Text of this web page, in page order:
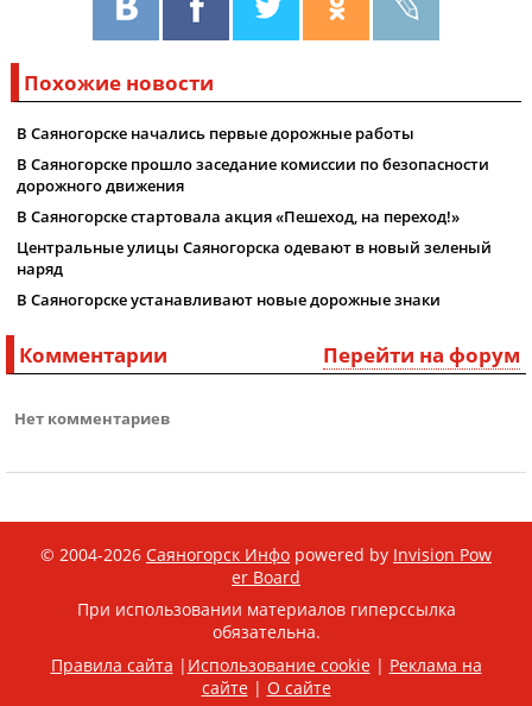
Похожие новости
В Саяногорске начались первые дорожные работы
В Саяногорске прошло заседание комиссии по безопасности
дорожного движения
В Саяногорске стартовала акция «Пешеход, на переход!»
Центральные улицы Саяногорска одевают в новый зеленый
наряд
В Саяногорске устанавливают новые дорожные знаки
Перейти на форум
Комментарии
Нет комментариев
© 2004-2026 Саяногорск Инфо powered by Invision Pow
er Board
При использовании материалов гиперссылка
обязательна.
Правила сайта | Использование cookie| Реклама на
сайте| О сайте